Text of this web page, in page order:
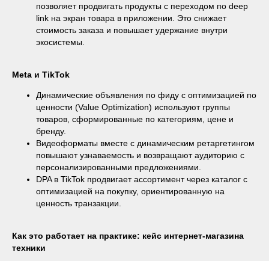
позволяет продвигать продукты с переходом по deep
link на экран товара в приложении. Это снижает
стоимость заказа и повышает удержание внутри
экосистемы.
Meta и TikTok
Динамические объявления по фиду с оптимизацией по
ценности (Value Optimization) используют группы
товаров, сформированные по категориям, цене и
бренду.
Видеоформаты вместе с динамическим ретаргетингом
повышают узнаваемость и возвращают аудиторию с
персонализированными предложениями.
DPA в TikTok продвигает ассортимент через каталог с
оптимизацией на покупку, ориентированную на
ценность транзакции.
Как это работает на практике: кейс интернет-магазина
техники